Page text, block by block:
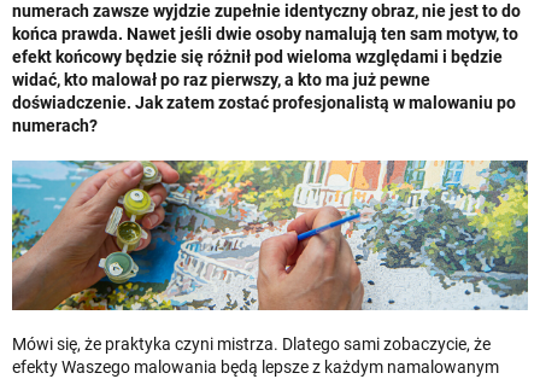
numerach zawsze wyjdzie zupełnie identyczny obraz, nie jest to do
końca prawda. Nawet jeśli dwie osoby namalują ten sam motyw, to
efekt końcowy będzie się różnił pod wieloma względami i będzie
widać, kto malował po raz pierwszy, a kto ma już pewne
doświadczenie. Jak zatem zostać profesjonalistą w malowaniu po
numerach?
Mówi się, że praktyka czyni mistrza. Dlatego sami zobaczycie, że
efekty Waszego malowania będą lepsze z każdym namalowanym